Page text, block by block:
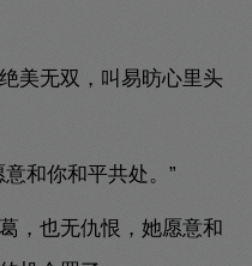
美无双，叫易昉心里头
和你和平共处。”
，也无仇恨，她愿意和